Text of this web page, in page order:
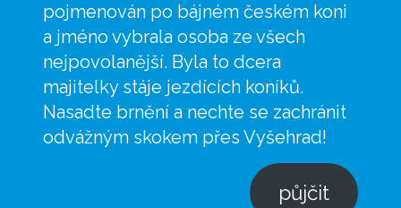
pojmenován po bájném českém koni
a jméno vybrala osoba ze všech
nejpovolanější. Byla to dcera
majitelky stáje jezdících koníků.
Nasadte brnění a nechte se zachránit
odvážným skokem přes Vyšehrad!
půjčit